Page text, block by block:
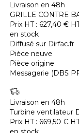
Livraison en 48h
GRILLE CONTRE
Prix HT : 627,40 €
en stock
Diffusé sur Dirfac.fr
Pièce neuve
Pièce origine
Messagerie (DBS
Livraison en 48h
Turbine ventilateur
Prix HT : 669,50 €